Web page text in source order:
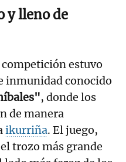
y lleno de
estuvo
inmunidad conocido
, donde los
de manera
ikurriña. El juego,
trozo más grande